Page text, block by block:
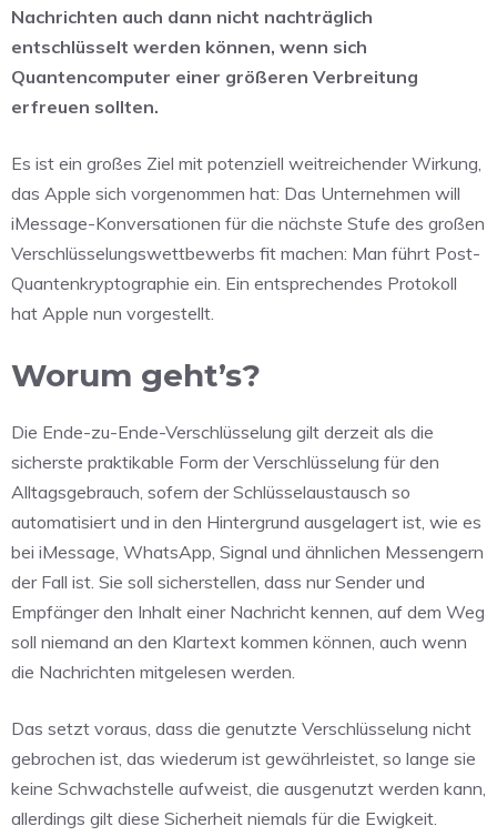
Nachrichten auch dann nicht nachträglich
entschlüsselt werden können, wenn sich
Quantencomputer einer größeren Verbreitung
erfreuen sollten.
Es ist ein großes Ziel mit potenziell weitreichender Wirkung,
das Apple sich vorgenommen hat: Das Unternehmen will
iMessage-Konversationen für die nächste Stufe des großen
Verschlüsselungswettbewerbs fit machen: Man führt Post-
Quantenkryptographie ein. Ein entsprechendes Protokoll
hat Apple nun vorgestellt.
Worum geht’s?
Die Ende-zu-Ende-Verschlüsselung gilt derzeit als die
sicherste praktikable Form der Verschlüsselung für den
Alltagsgebrauch, sofern der Schlüsselaustausch so
automatisiert und in den Hintergrund ausgelagert ist, wie es
bei iMessage, WhatsApp, Signal und ähnlichen Messengern
der Fall ist. Sie soll sicherstellen, dass nur Sender und
Empfänger den Inhalt einer Nachricht kennen, auf dem Weg
soll niemand an den Klartext kommen können, auch wenn
die Nachrichten mitgelesen werden.
Das setzt voraus, dass die genutzte Verschlüsselung nicht
gebrochen ist, das wiederum ist gewährleistet, so lange sie
keine Schwachstelle aufweist, die ausgenutzt werden kann,
allerdings gilt diese Sicherheit niemals für die Ewigkeit.